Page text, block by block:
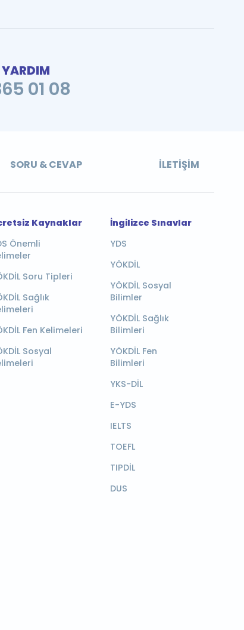
01 08
SORU & CEVAP İLETIŞIM
Kaynaklar
Önemli
Soru Tipleri
Sağlık
Fen Kelimeleri
Sosyal
İngilizce Sınavlar
YDS
YÖKDİL
YÖKDİL Sosyal
Bilimler
YÖKDİL Sağlık
Bilimleri
YÖKDİL Fen
Bilimleri
YKS-DİL
E-YDS
IELTS
TOEFL
TIPDİL
DUS